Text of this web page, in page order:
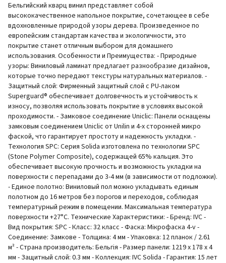
Бельгийский кварц винил представляет собой
высококачественное напольное покрытие, сочетающее в себе
вдохновленные природой узоры дерева. Произведенное по
европейским стандартам качества и экологичности, это
покрытие станет отличным выбором для домашнего
использования. Особенности и Преимущества: - Природные
узоры: Виниловый ламинат предлагает разнообразие дизайнов,
которые точно передают текстуры натуральных материалов. -
Защитный слой: Фирменный защитный слой с PU-лаком
Superguard® обеспечивает долговечность и устойчивость к
износу, позволяя использовать покрытие в условиях высокой
проходимости. - Замковое соединение Uniclic: Панели оснащены
замковым соединением Uniclic от Unilin и 4-х сторонней микро
фаской, что гарантирует простоту и надежность укладки. -
Технология SPC: Серия Solida изготовлена по технологии SPC
(Stone Polymer Composite), содержащей 65% кальция. Это
обеспечивает высокую прочность и возможность укладки на
поверхности с перепадами до 3-4 мм (в зависимости от подложки).
- Единое полотно: Виниловый пол можно укладывать единым
полотном до 16 метров без порогов и переходов, соблюдая
температурный режим в помещении. Максимальная температура
поверхности +27°С. Технические Характеристики: - Бренд: IVC -
Вид покрытия: SPC - Класс: 32 класс - Фаска: Мікрофаска 4-v -
Соединение: Замкове - Толщина: 4 мм - Упаковка: 12 планок / 2.61
м² - Страна производитель: Бельгія - Размер панели: 1219 х 178 х 4
мм - Защитный слой: 0.3 мм - Коллекция: IVC Solida - Гарантия: 15 лет